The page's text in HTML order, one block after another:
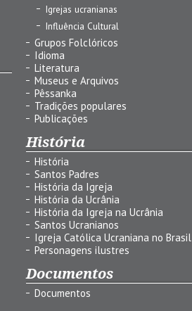
Igrejas ucranianas
Influência Cultural
Grupos Folclóricos
Idioma
Literatura
Museus e Arquivos
Pêssanka
Tradições populares
Publicações
História
História
Santos Padres
História da Igreja
História da Ucrânia
História da Igreja na Ucrânia
Santos Ucranianos
Igreja Católica Ucraniana no Brasil
Personagens ilustres
Documentos
Documentos